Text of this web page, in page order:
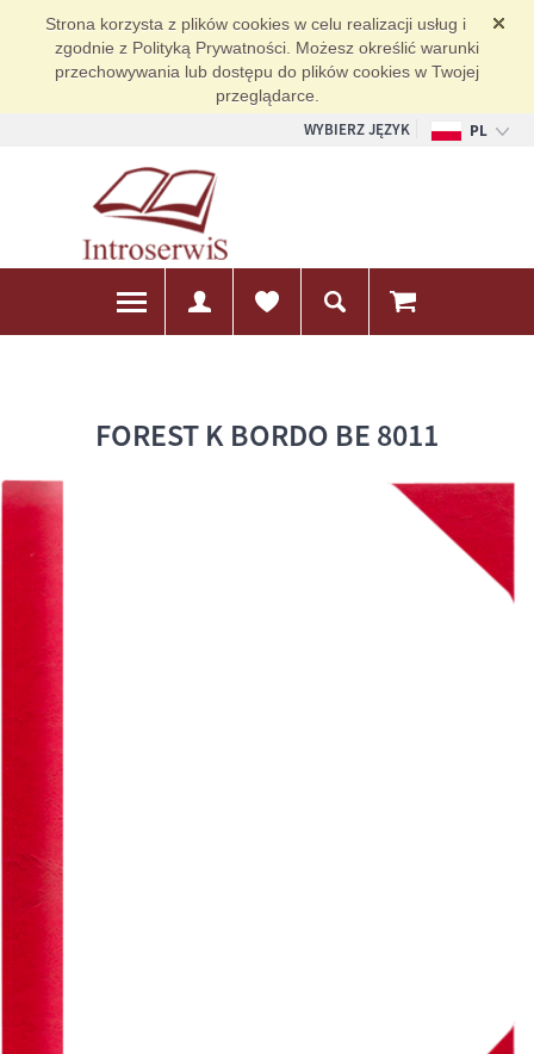
Strona korzysta z plików cookies w celu realizacji usług i
zgodnie z Polityką Prywatności. Możesz określić warunki
przechowywania lub dostępu do plików cookies w Twojej
przeglądarce.
WYBIERZ JĘZYK
PL
FOREST K BORDO BE 8011